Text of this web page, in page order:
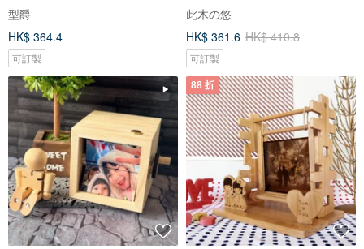
型爵
HK$ 364.4
可訂製
此木の悠
HK$ 361.6 HK$ 410.8
可訂製
88 折